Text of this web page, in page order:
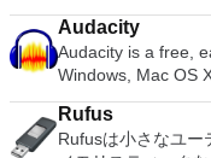
ーションおよびデ
ョンの拡張（特に
理、MBRおよび
クのディスク領域
ィションのサイズ
スクとパーティシ
ーティション空き
Audacity
Audacity is a free,
Windows, Mac OS
systems. You can use Audacity
tapes and records into
Vorbis, MP3, WAV or AIFF
Rufus
Rufusは小さなユー